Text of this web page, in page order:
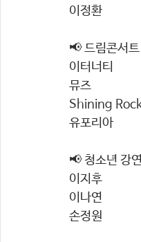
이정환
📢 드림콘서
이터너티
뮤즈
Shining
유포리아
📢 청소년 강
이지후
이나연
손정원